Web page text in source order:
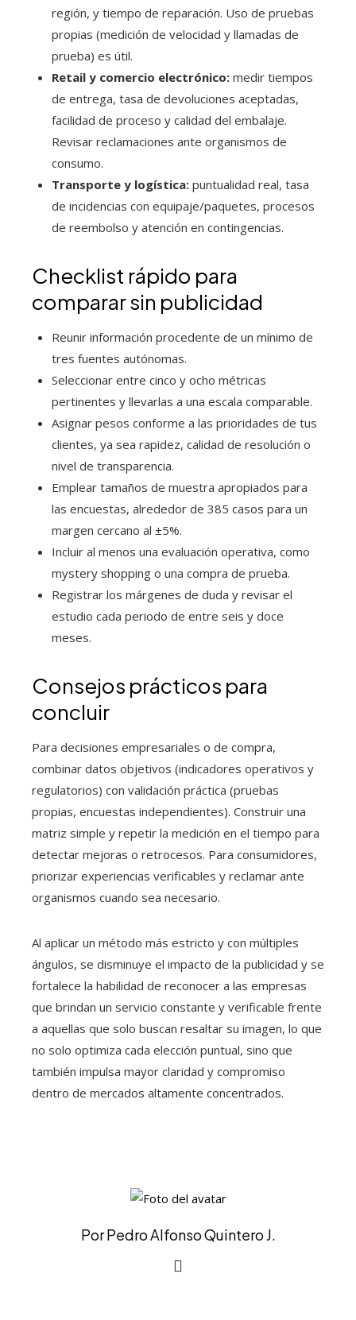
región, y tiempo de reparación. Uso de pruebas
propias (medición de velocidad y llamadas de
prueba) es útil.
Retail y comercio electrónico: medir tiempos
de entrega, tasa de devoluciones aceptadas,
facilidad de proceso y calidad del embalaje.
Revisar reclamaciones ante organismos de
consumo.
Transporte y logística: puntualidad real, tasa
de incidencias con equipaje/paquetes, procesos
de reembolso y atención en contingencias.
Checklist rápido para
comparar sin publicidad
Reunir información procedente de un mínimo de
tres fuentes autónomas.
Seleccionar entre cinco y ocho métricas
pertinentes y llevarlas a una escala comparable.
Asignar pesos conforme a las prioridades de tus
clientes, ya sea rapidez, calidad de resolución o
nivel de transparencia.
Emplear tamaños de muestra apropiados para
las encuestas, alrededor de 385 casos para un
margen cercano al ±5%.
Incluir al menos una evaluación operativa, como
mystery shopping o una compra de prueba.
Registrar los márgenes de duda y revisar el
estudio cada periodo de entre seis y doce
meses.
Consejos prácticos para
concluir
Para decisiones empresariales o de compra,
combinar datos objetivos (indicadores operativos y
regulatorios) con validación práctica (pruebas
propias, encuestas independientes). Construir una
matriz simple y repetir la medición en el tiempo para
detectar mejoras o retrocesos. Para consumidores,
priorizar experiencias verificables y reclamar ante
organismos cuando sea necesario.
Al aplicar un método más estricto y con múltiples
ángulos, se disminuye el impacto de la publicidad y se
fortalece la habilidad de reconocer a las empresas
que brindan un servicio constante y verificable frente
a aquellas que solo buscan resaltar su imagen, lo que
no solo optimiza cada elección puntual, sino que
también impulsa mayor claridad y compromiso
dentro de mercados altamente concentrados.
Por Pedro Alfonso Quintero J.